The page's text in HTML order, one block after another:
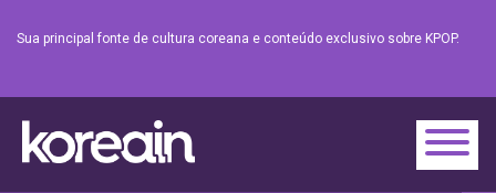
Sua principal fonte de cultura coreana e conteúdo exclusivo sobre KPOP.